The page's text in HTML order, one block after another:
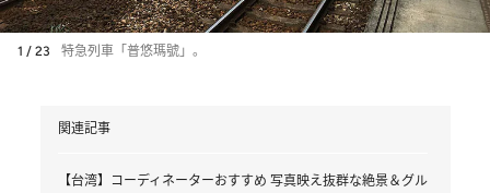
1 / 23 特急列車「普悠瑪號」。
関連記事
【台湾】コーディネーターおすすめ 写真映え抜群な絶景＆グル